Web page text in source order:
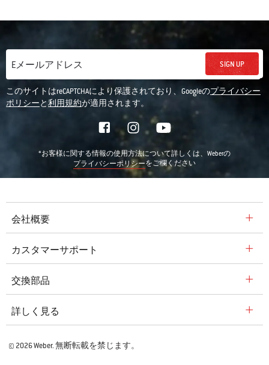
Eメールアドレス SIGN UP
このサイトはreCAPTCHAにより保護されており、Googleのプライバシー
ポリシーと利用規約が適用されます。
*お客様に関する情報の使用方法について詳しくは、Weberの
プライバシーポリシーをご欄ください
会社概要
カスタマーサポート
交換部品
詳しく見る
© 2026 Weber. 無断転載を禁じます。